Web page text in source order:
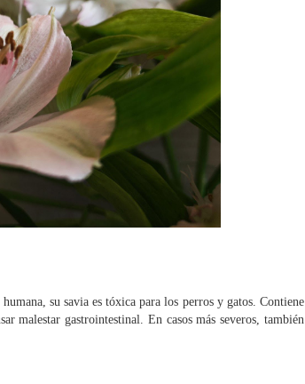
su savia es tóxica para los perros y gatos. Contiene
malestar gastrointestinal. En casos más severos, también